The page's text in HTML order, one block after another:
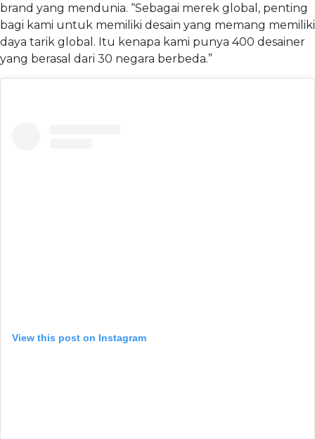
brand yang mendunia. “Sebagai merek global, penting
bagi kami untuk memiliki desain yang memang memiliki
daya tarik global. Itu kenapa kami punya 400 desainer
yang berasal dari 30 negara berbeda.”
View this post on Instagram